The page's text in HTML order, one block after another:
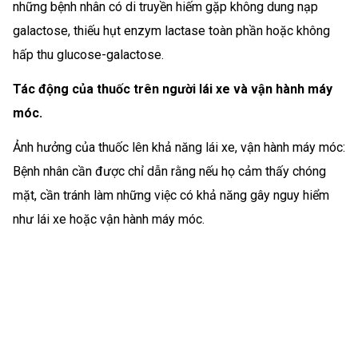
những bệnh nhân có di truyền hiếm gặp không dung nạp
galactose, thiếu hụt enzym lactase toàn phần hoặc không
hấp thu glucose-galactose.
Tác động của thuốc trên người lái xe và vận hành máy
móc.
Ảnh hưởng của thuốc lên khả năng lái xe, vận hành máy móc:
Bệnh nhân cần được chỉ dẫn rằng nếu họ cảm thấy chóng
mặt, cần tránh làm những việc có khả năng gây nguy hiểm
như lái xe hoặc vận hành máy móc.